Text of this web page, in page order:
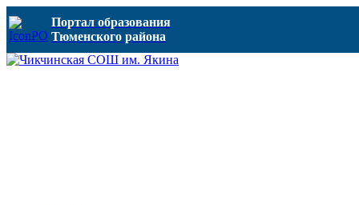
Портал образования
Тюменского района